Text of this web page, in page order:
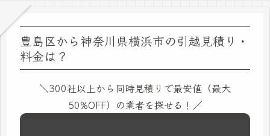
豊島区から神奈川県横浜市の引越見積り・
料金は？
＼300社以上から同時見積りで最安値（最大
50%OFF）の業者を探せる！／